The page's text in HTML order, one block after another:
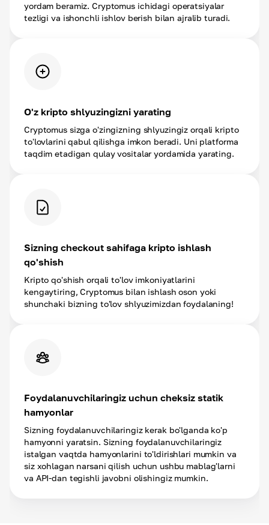
yordam beramiz. Cryptomus ichidagi operatsiyalar
tezligi va ishonchli ishlov berish bilan ajralib turadi.
O'z kripto shlyuzingizni yarating
Cryptomus sizga o'zingizning shlyuzingiz orqali kripto
to'lovlarini qabul qilishga imkon beradi. Uni platforma
taqdim etadigan qulay vositalar yordamida yarating.
Sizning checkout sahifaga kripto ishlash
qo'shish
Kripto qo'shish orqali to'lov imkoniyatlarini
kengaytiring, Cryptomus bilan ishlash oson yoki
shunchaki bizning to'lov shlyuzimizdan foydalaning!
Foydalanuvchilaringiz uchun cheksiz statik
hamyonlar
Sizning foydalanuvchilaringiz kerak bo'lganda ko'p
hamyonni yaratsin. Sizning foydalanuvchilaringiz
istalgan vaqtda hamyonlarini to'ldirishlari mumkin va
siz xohlagan narsani qilish uchun ushbu mablag'larni
va API-dan tegishli javobni olishingiz mumkin.